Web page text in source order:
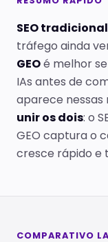
SEO tradicional
tráfego ainda
GEOé melhor
IAs antes de
aparece nessas
unir os dois: o
GEO captura o
cresce rápido e
COMPARATIVO